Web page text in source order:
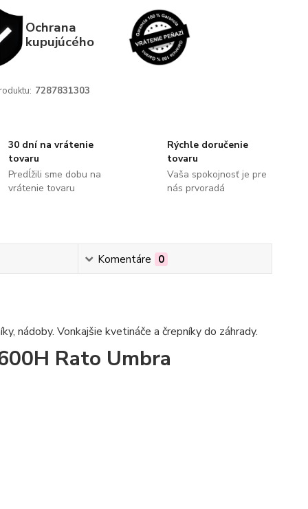
Ochrana
kupujúcého
7287831303
30 dní na vrátenie
tovaru
Predĺžili sme dobu na
vrátenie tovaru
Rýchle doručenie
tovaru
Vaša spokojnosť je pre
nás prvoradá
Komentáre 0
nádoby. Vonkajšie kvetináče a črepníky do záhrady.
Rato Umbra